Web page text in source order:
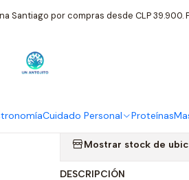
Cuidado Personal Proteínas
por compras desde CLP 39.900.
En Gel Piel Sensible
Mostrar stock de
DESCRIPCIÓN